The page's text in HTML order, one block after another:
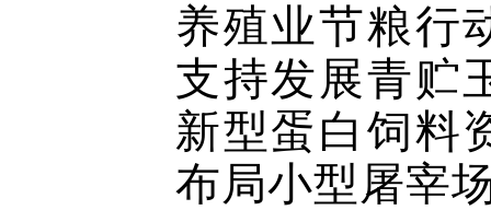
养殖业节粮行
支持发展青贮
新型蛋白饲料
布局小型屠宰